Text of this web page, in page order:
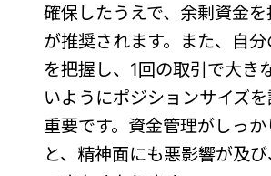
確保したうえで、余剰資金
が推奨されます。また、自
を把握し、1回の取引で大き
いようにポジションサイズ
重要です。資金管理がしっ
と、精神面にも悪影響が及